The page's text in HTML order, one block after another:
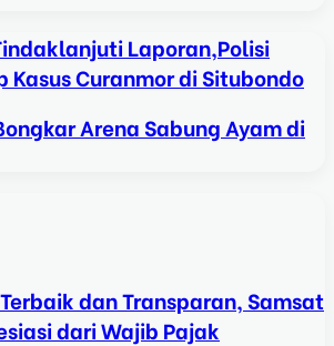
Laporan,Polisi
Kasus Curanmor di Situbondo
Arena Sabung Ayam di
dan Transparan, Samsat
dari Wajib Pajak